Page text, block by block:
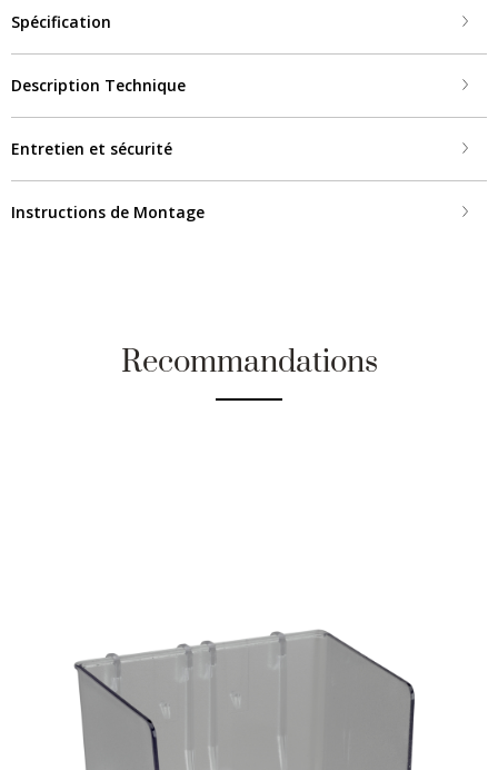
Spécification
Description Technique
Entretien et sécurité
Instructions de Montage
Recommandations